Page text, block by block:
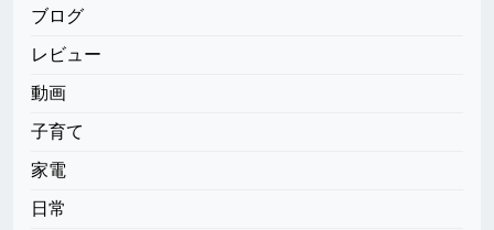
ブログ
レビュー
動画
子育て
家電
日常